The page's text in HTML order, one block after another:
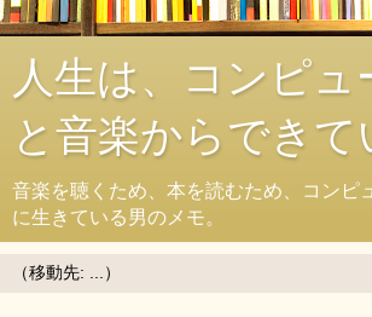
人生は、コンピュ
と音楽からできて
音楽を聴くため、本を読むため、コンピ
に生きている男のメモ。